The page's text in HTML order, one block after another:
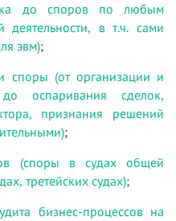
до споров по любым
деятельности, в т.ч. сами
эвм);
споры (от организации и
оспаривания сделок,
признания решений
;
(споры в судах общей
третейских судах);
бизнес-процессов на